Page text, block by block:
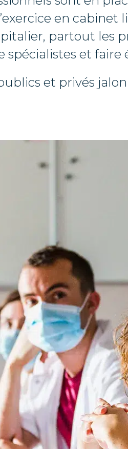
en
partout les
spécialistes et
et privés